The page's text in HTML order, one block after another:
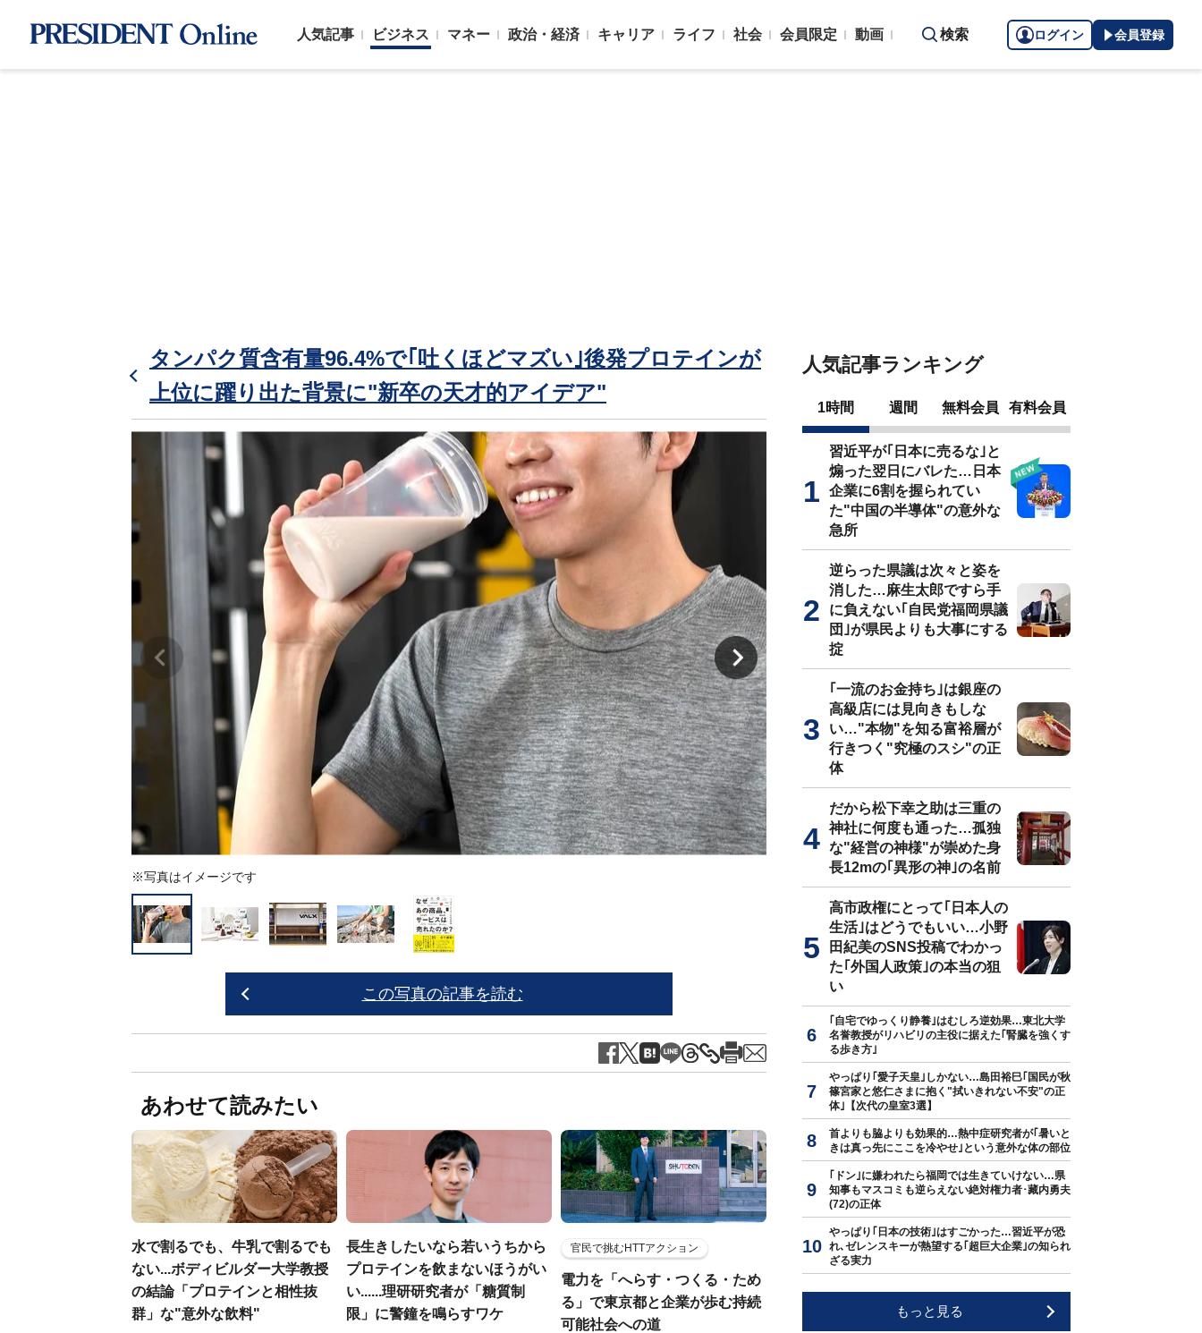
人気記事 ビジネス マネー 政治・経済 キャリア ライフ 社会 会員限定 動画 検索 ログイン 会員登録
タンパク質含有量96.4%で｢吐くほどマズい｣後発プロテインが
上位に躍り出た背景に"新卒の天才的アイデア"
※写真はイメージです ボディビルダー山本義徳氏が監修するVALXのプロテイン
この写真の記事を読む
あわせて読みたい
水で割るでも、牛乳で割るでも
ない...ボディビルダー大学教授
の結論「プロテインと相性抜
群」な"意外な飲料"
長生きしたいなら若いうちから
プロテインを飲まないほうがい
い......理研研究者が「糖質制
限」に警鐘を鳴らすワケ
官民で挑むHTTアクション
電力を「へらす・つくる・ため
る」で東京都と企業が歩む持続
可能社会への道
人気記事ランキング
1時間 週間 無料会員 有料会員
習近平が｢日本に売るな｣と
煽った翌日にバレた…日本
企業に6割を握られてい
た"中国の半導体"の意外な
急所
逆らった県議は次々と姿を
消した…麻生太郎ですら手
に負えない｢自民党福岡県議
団｣が県民よりも大事にする
掟
｢一流のお金持ち｣は銀座の
高級店には見向きもしな
い…"本物"を知る富裕層が
行きつく"究極のスシ"の正
体
だから松下幸之助は三重の
神社に何度も通った…孤独
な"経営の神様"が崇めた身
長12mの｢異形の神｣の名前
高市政権にとって｢日本人の
生活｣はどうでもいい…小野
田紀美のSNS投稿でわかっ
た｢外国人政策｣の本当の狙
い
｢自宅でゆっくり静養｣はむしろ逆効果…東北大学
名誉教授がリハビリの主役に据えた｢腎臓を強くす
る歩き方｣
やっぱり｢愛子天皇｣しかない…島田裕巳｢国民が秋
篠宮家と悠仁さまに抱く"拭いきれない不安"の正
体｣【次代の皇室3選】
首よりも脇よりも効果的…熱中症研究者が｢暑いと
きは真っ先にここを冷やせ｣という意外な体の部位
｢ドン｣に嫌われたら福岡では生きていけない…県
知事もマスコミも逆らえない絶対権力者･藏内勇夫
(72)の正体
やっぱり｢日本の技術｣はすごかった…習近平が恐
れ､ゼレンスキーが熱望する｢超巨大企業｣の知られ
ざる実力
もっと見る